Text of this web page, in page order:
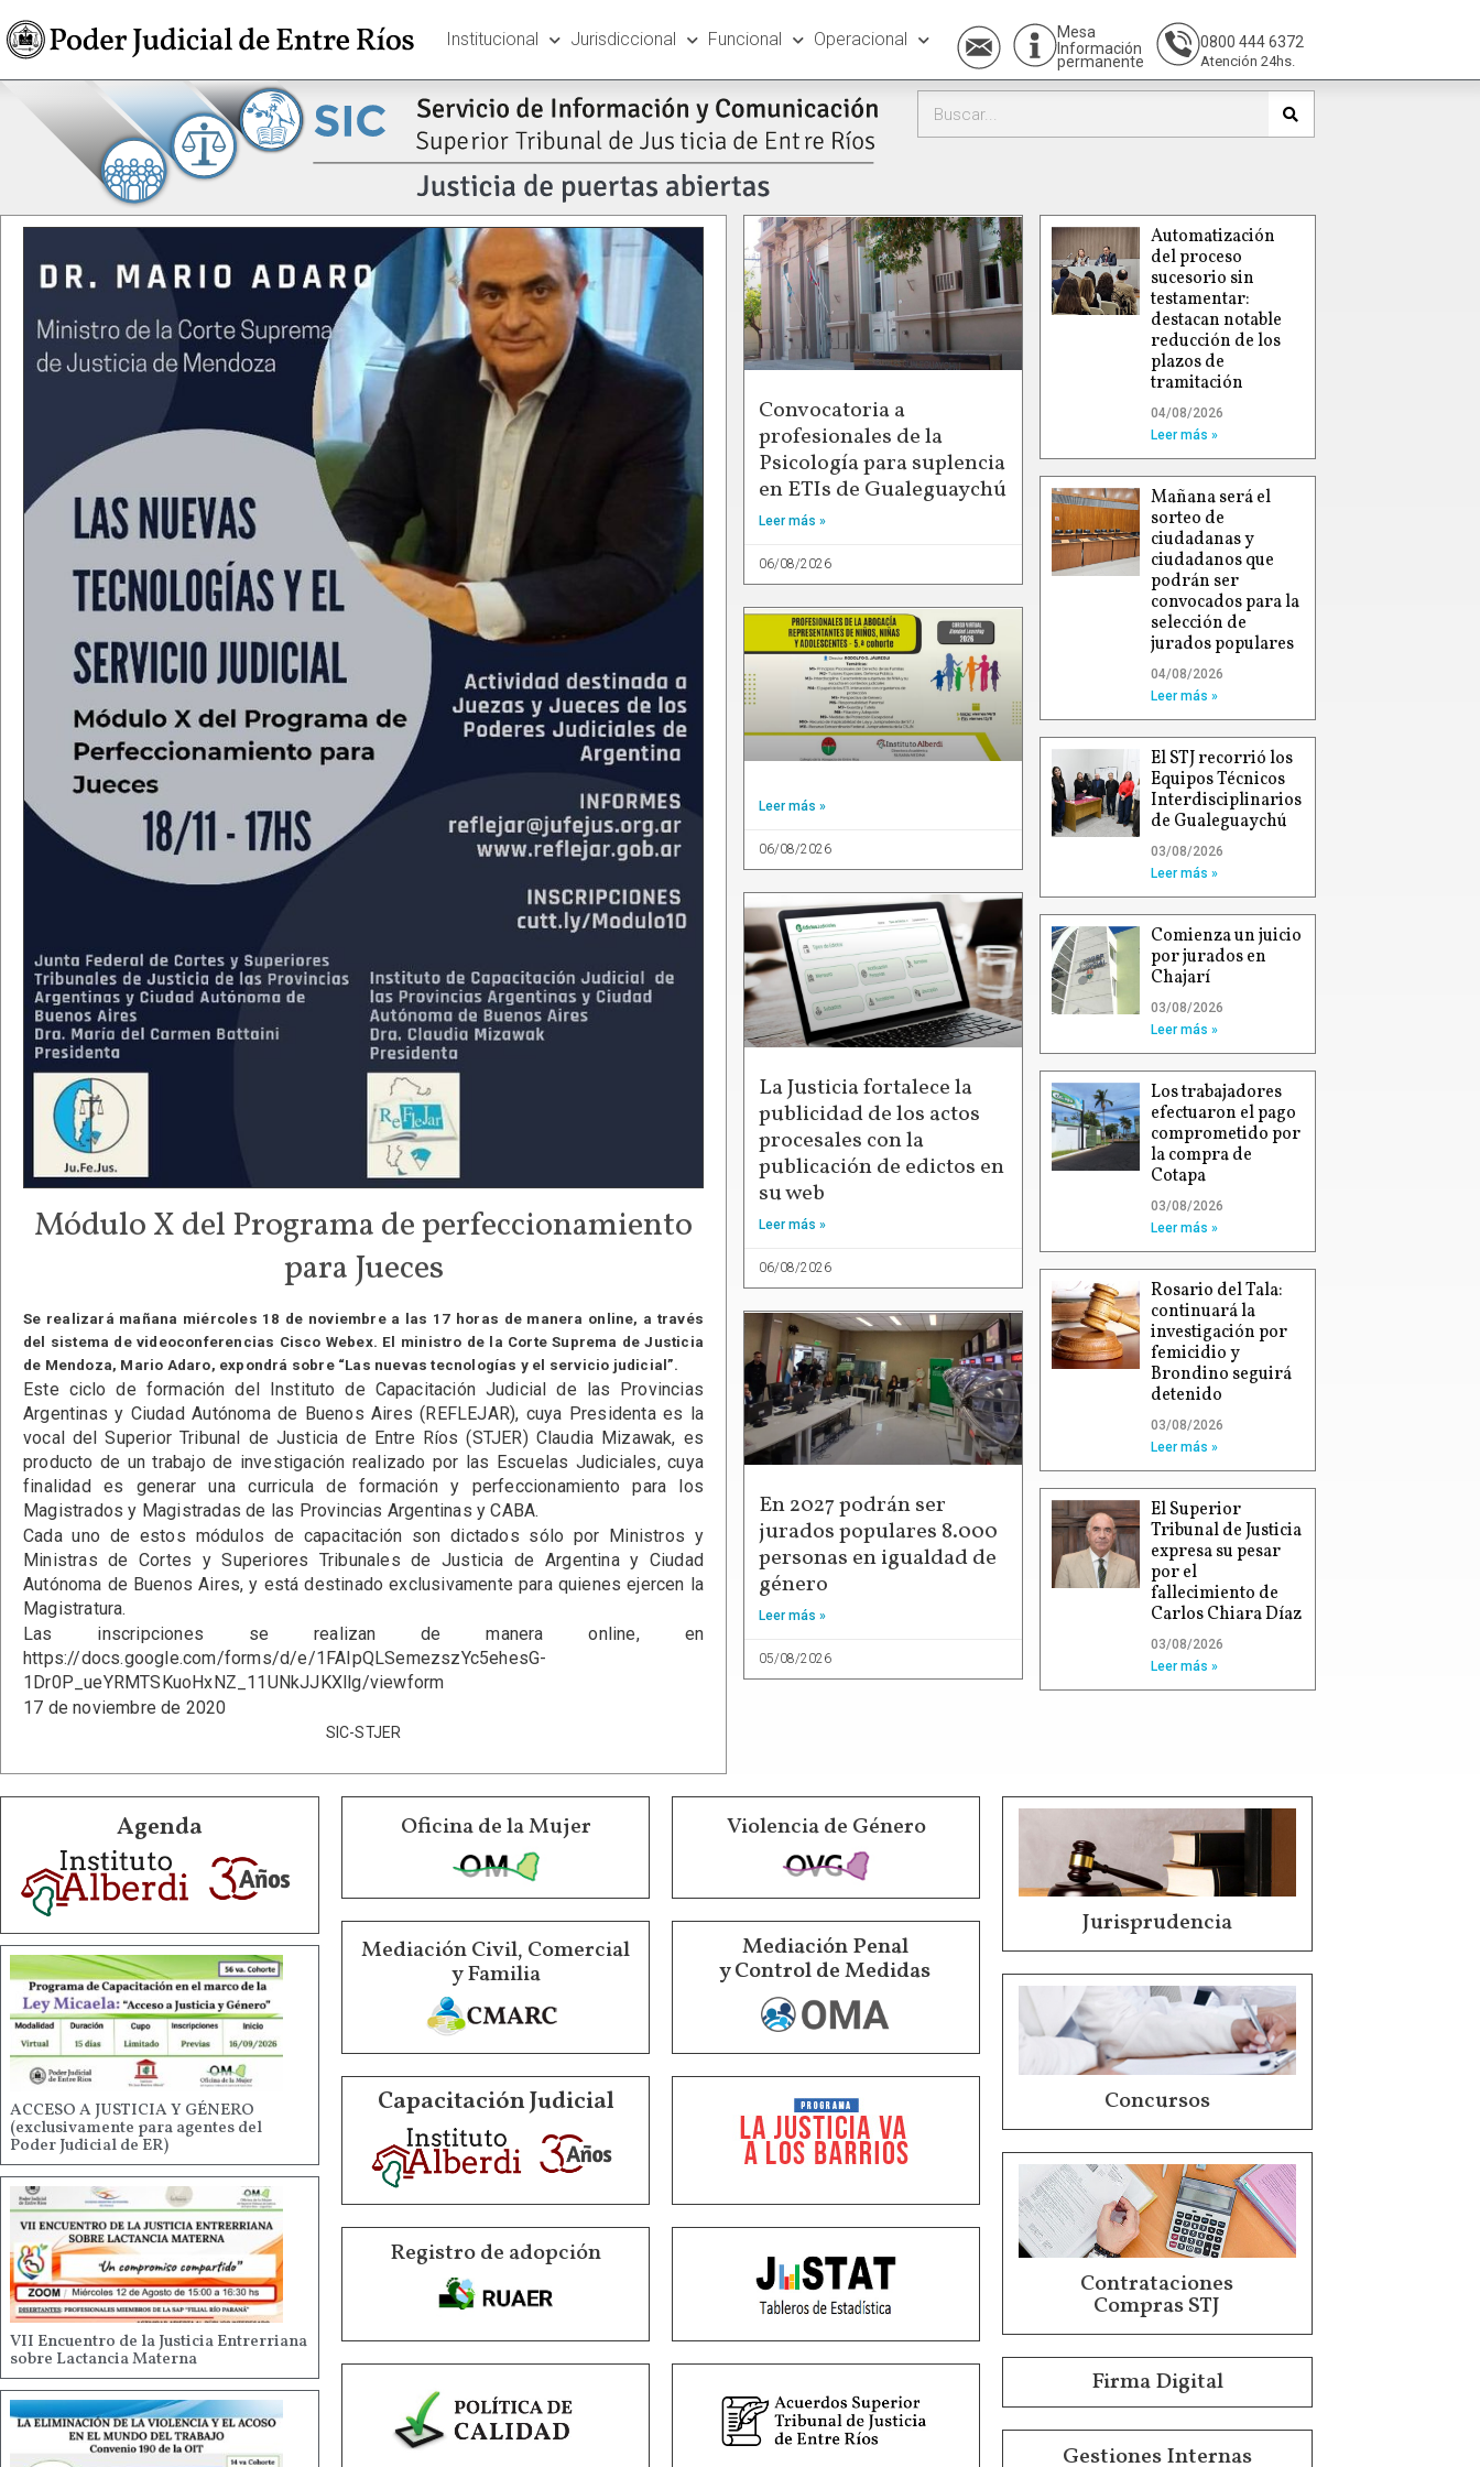
Institucional Jurisdiccional Funcional Operacional
Mesa
Información
permanente
0800 444 6372
Atención 24hs.
Módulo X del Programa de perfeccionamiento
para Jueces
Se realizará mañana miércoles 18 de noviembre a las 17 horas de manera online, a través
del sistema de videoconferencias Cisco Webex. El ministro de la Corte Suprema de Justicia
de Mendoza, Mario Adaro, expondrá sobre “Las nuevas tecnologías y el servicio judicial”.
Este ciclo de formación del Instituto de Capacitación Judicial de las Provincias
Argentinas y Ciudad Autónoma de Buenos Aires (REFLEJAR), cuya Presidenta es la
vocal del Superior Tribunal de Justicia de Entre Ríos (STJER) Claudia Mizawak, es
producto de un trabajo de investigación realizado por las Escuelas Judiciales, cuya
finalidad es generar una curricula de formación y perfeccionamiento para los
Magistrados y Magistradas de las Provincias Argentinas y CABA.
Cada uno de estos módulos de capacitación son dictados sólo por Ministros y
Ministras de Cortes y Superiores Tribunales de Justicia de Argentina y Ciudad
Autónoma de Buenos Aires, y está destinado exclusivamente para quienes ejercen la
Magistratura.
Las inscripciones se realizan de manera online, en
https://docs.google.com/forms/d/e/1FAIpQLSemezszYc5ehesG-
1Dr0P_ueYRMTSKuoHxNZ_11UNkJJKXllg/viewform
17 de noviembre de 2020
SIC-STJER
Convocatoria a
profesionales de la
Psicología para suplencia
en ETIs de Gualeguaychú
Leer más »
06/08/2026
Leer más »
06/08/2026
La Justicia fortalece la
publicidad de los actos
procesales con la
publicación de edictos en
su web
Leer más »
06/08/2026
En 2027 podrán ser
jurados populares 8.000
personas en igualdad de
género
Leer más »
05/08/2026
Automatización
del proceso
sucesorio sin
testamentar:
destacan notable
reducción de los
plazos de
tramitación
04/08/2026
Leer más »
Mañana será el
sorteo de
ciudadanas y
ciudadanos que
podrán ser
convocados para la
selección de
jurados populares
04/08/2026
Leer más »
El STJ recorrió los
Equipos Técnicos
Interdisciplinarios
de Gualeguaychú
03/08/2026
Leer más »
Comienza un juicio
por jurados en
Chajarí
03/08/2026
Leer más »
Los trabajadores
efectuaron el pago
comprometido por
la compra de
Cotapa
03/08/2026
Leer más »
Rosario del Tala:
continuará la
investigación por
femicidio y
Brondino seguirá
detenido
03/08/2026
Leer más »
El Superior
Tribunal de Justicia
expresa su pesar
por el
fallecimiento de
Carlos Chiara Díaz
03/08/2026
Leer más »
Agenda
ACCESO A JUSTICIA Y GÉNERO
(exclusivamente para agentes del
Poder Judicial de ER)
VII Encuentro de la Justicia Entrerriana
sobre Lactancia Materna
Oficina de la Mujer Violencia de Género
Mediación Civil, Comercial
y Familia
Mediación Penal
y Control de Medidas
Capacitación Judicial
Registro de adopción
Jurisprudencia
Concursos
Contrataciones
Compras STJ
Firma Digital
Gestiones Internas